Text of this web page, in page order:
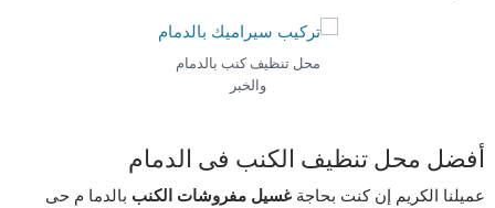
محل تنظيف كنب بالدمام
والخبر
أفضل محل تنظيف الكنب فى الدمام
عميلنا الكريم إن كنت بحاجةغسيل مفروشات الكنب بالدما م حى